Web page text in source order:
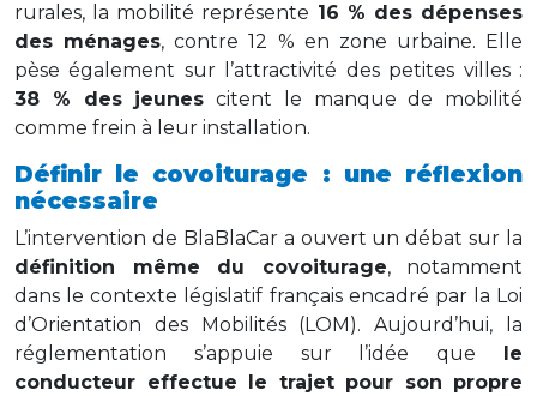
rurales, la mobilité représente 16 % des dépenses
des ménages, contre 12 % en zone urbaine. Elle
pèse également sur l’attractivité des petites villes :
38 % des jeunes citent le manque de mobilité
comme frein à leur installation.
Définir le covoiturage : une réflexion
nécessaire
L’intervention de BlaBlaCar a ouvert un débat sur la
définition même du covoiturage, notamment
dans le contexte législatif français encadré par la Loi
d’Orientation des Mobilités (LOM). Aujourd’hui, la
réglementation s’appuie sur l’idée que
le
conducteur effectue le trajet pour son propre